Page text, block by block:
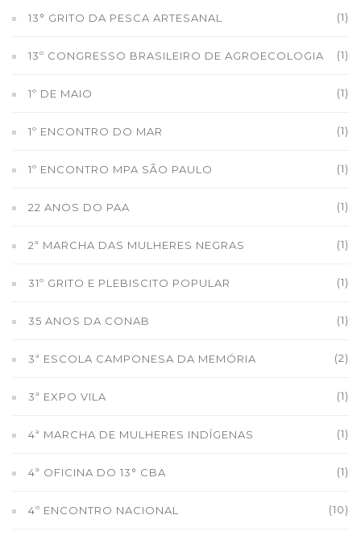
13° GRITO DA PESCA ARTESANAL (1)
13º CONGRESSO BRASILEIRO DE AGROECOLOGIA (1)
1º DE MAIO (1)
1º ENCONTRO DO MAR (1)
1º ENCONTRO MPA SÃO PAULO (1)
22 ANOS DO PAA (1)
2ª MARCHA DAS MULHERES NEGRAS (1)
31º GRITO E PLEBISCITO POPULAR (1)
35 ANOS DA CONAB (1)
3ª ESCOLA CAMPONESA DA MEMÓRIA (2)
3ª EXPO VILA (1)
4ª MARCHA DE MULHERES INDÍGENAS (1)
4ª OFICINA DO 13° CBA (1)
4º ENCONTRO NACIONAL (10)